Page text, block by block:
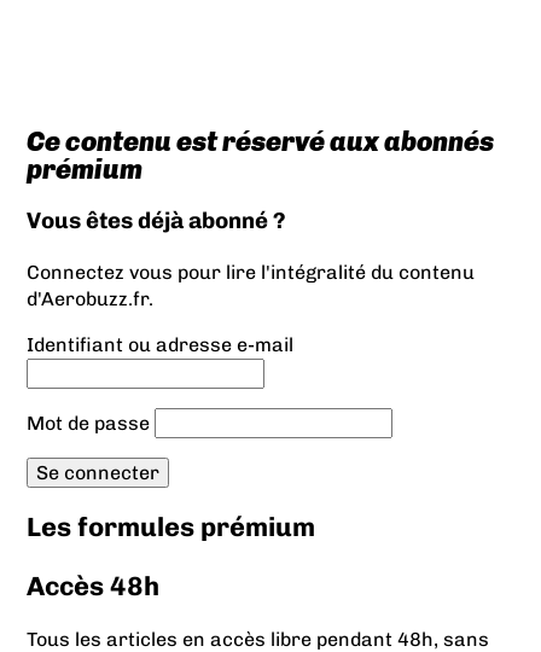
Ce contenu est réservé aux abonnés
prémium
Vous êtes déjà abonné ?
Connectez vous pour lire l'intégralité du contenu
d'Aerobuzz.fr.
Identifiant ou adresse e-mail
Mot de passe
Les formules prémium
Accès 48h
Tous les articles en accès libre pendant 48h, sans